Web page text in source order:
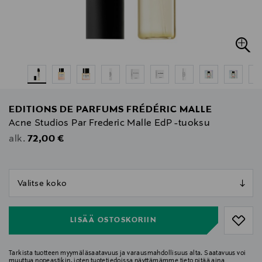
EDITIONS DE PARFUMS FRÉDÉRIC MALLE
Acne Studios Par Frederic Malle EdP -tuoksu
alk. Original Price
72,00 €
LISÄÄ OSTOSKORIIN
Tarkista tuotteen myymäläsaatavuus ja varausmahdollisuus alta. Saatavuus voi